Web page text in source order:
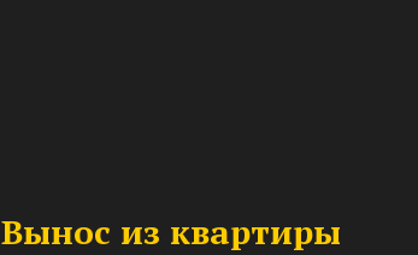
Вынос из квартиры